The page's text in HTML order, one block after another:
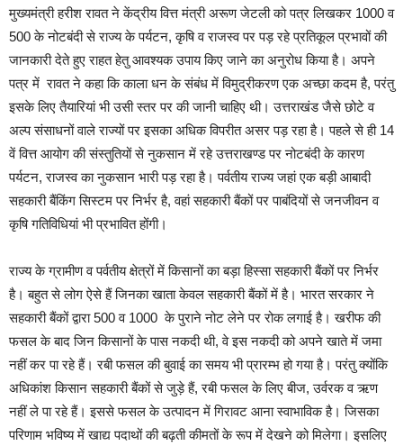
मुख्यमंत्री हरीश रावत ने केंद्रीय वित्त मंत्री अरूण जेटली को पत्र लिखकर 1000 व
500 के नोटबंदी से राज्य के पर्यटन, कृषि व राजस्व पर पड़ रहे प्रतिकूल प्रभावों की
जानकारी देते हुए राहत हेतु आवश्यक उपाय किए जाने का अनुरोध किया है। अपने
पत्र में रावत ने कहा कि काला धन के संबंध में विमुद्रीकरण एक अच्छा कदम है, परंतु
इसके लिए तैयारियां भी उसी स्तर पर की जानी चाहिए थी। उत्तराखंड जैसे छोटे व
अल्प संसाधनों वाले राज्यों पर इसका अधिक विपरीत असर पड़ रहा है। पहले से ही 14
वें वित्त आयोग की संस्तुतियों से नुकसान में रहे उत्तराखण्ड पर नोटबंदी के कारण
पर्यटन, राजस्व का नुकसान भारी पड़ रहा है। पर्वतीय राज्य जहां एक बड़ी आबादी
सहकारी बैंकिंग सिस्टम पर निर्भर है, वहां सहकारी बैंकों पर पाबंदियों से जनजीवन व
कृषि गतिविधियां भी प्रभावित होंगी।
राज्य के ग्रामीण व पर्वतीय क्षेत्रों में किसानों का बड़ा हिस्सा सहकारी बैंकों पर निर्भर
है। बहुत से लोग ऐसे हैं जिनका खाता केवल सहकारी बैंकों में है। भारत सरकार ने
सहकारी बैंकों द्वारा 500 व 1000 के पुराने नोट लेने पर रोक लगाई है। खरीफ की
फसल के बाद जिन किसानों के पास नकदी थी, वे इस नकदी को अपने खाते में जमा
नहीं कर पा रहे हैं। रबी फसल की बुवाई का समय भी प्रारम्भ हो गया है। परंतु क्योंकि
अधिकांश किसान सहकारी बैंकों से जुड़े हैं, रबी फसल के लिए बीज, उर्वरक व ऋण
नहीं ले पा रहे हैं। इससे फसल के उत्पादन में गिरावट आना स्वाभाविक है। जिसका
परिणाम भविष्य में खाद्य पदाथों की बढ़ती कीमतों के रूप में देखने को मिलेगा। इसलिए